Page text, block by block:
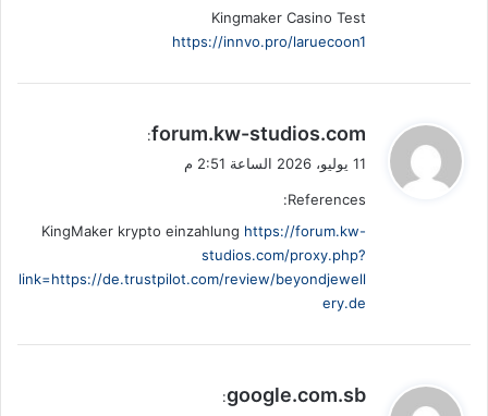
Kingmaker Casino Test
https://innvo.pro/laruecoon1
ي
ل
forum.kw-studios.com
:
11 يوليو، 2026 الساعة 2:51 م
References:
KingMaker krypto einzahlung https://forum.kw-
studios.com/proxy.php?
link=https://de.trustpilot.com/review/beyondjewell
ery.de
ي
google.com.sb
: